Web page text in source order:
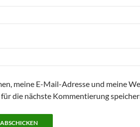
meine E-Mail-Adresse und meine
die nächste Kommentierung